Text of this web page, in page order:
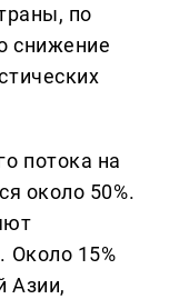
по
снижение
потока на
около 50%.
Около 15%
Азии,